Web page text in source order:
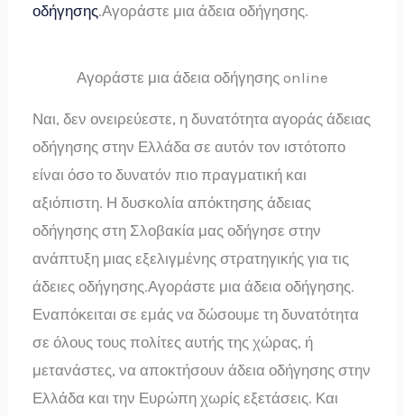
οδήγησης.Αγοράστε μια άδεια οδήγησης.
Αγοράστε μια άδεια οδήγησης online
Ναι, δεν ονειρεύεστε, η δυνατότητα αγοράς άδειας
οδήγησης στην Ελλάδα σε αυτόν τον ιστότοπο
είναι όσο το δυνατόν πιο πραγματική και
αξιόπιστη. Η δυσκολία απόκτησης άδειας
οδήγησης στη Σλοβακία μας οδήγησε στην
ανάπτυξη μιας εξελιγμένης στρατηγικής για τις
άδειες οδήγησης.Αγοράστε μια άδεια οδήγησης.
Εναπόκειται σε εμάς να δώσουμε τη δυνατότητα
σε όλους τους πολίτες αυτής της χώρας, ή
μετανάστες, να αποκτήσουν άδεια οδήγησης στην
Ελλάδα και την Ευρώπη χωρίς εξετάσεις. Και